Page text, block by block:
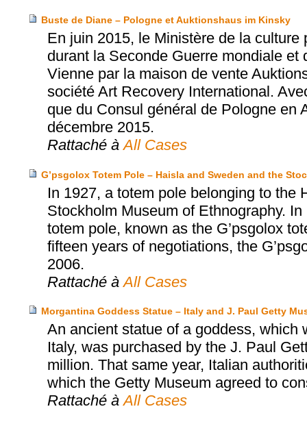
Buste de Diane – Pologne et Auktionshaus im Kinsky
En juin 2015, le Ministère de la culture
durant la Seconde Guerre mondiale
Vienne par la maison de vente
société Art Recovery International.
que du Consul général de Pologne en
décembre 2015.
Rattaché à All Cases
G’psgolox Totem Pole – Haisla and Sweden and the
In 1927, a totem pole belonging to the
Stockholm Museum of Ethnography.
totem pole, known as the G’psgolox
fifteen years of negotiations, the
2006.
Rattaché à All Cases
Morgantina Goddess Statue – Italy and J. Paul Getty
An ancient statue of a goddess,
Italy, was purchased by the J. Paul
million. That same year, Italian
which the Getty Museum agreed to
Rattaché à All Cases